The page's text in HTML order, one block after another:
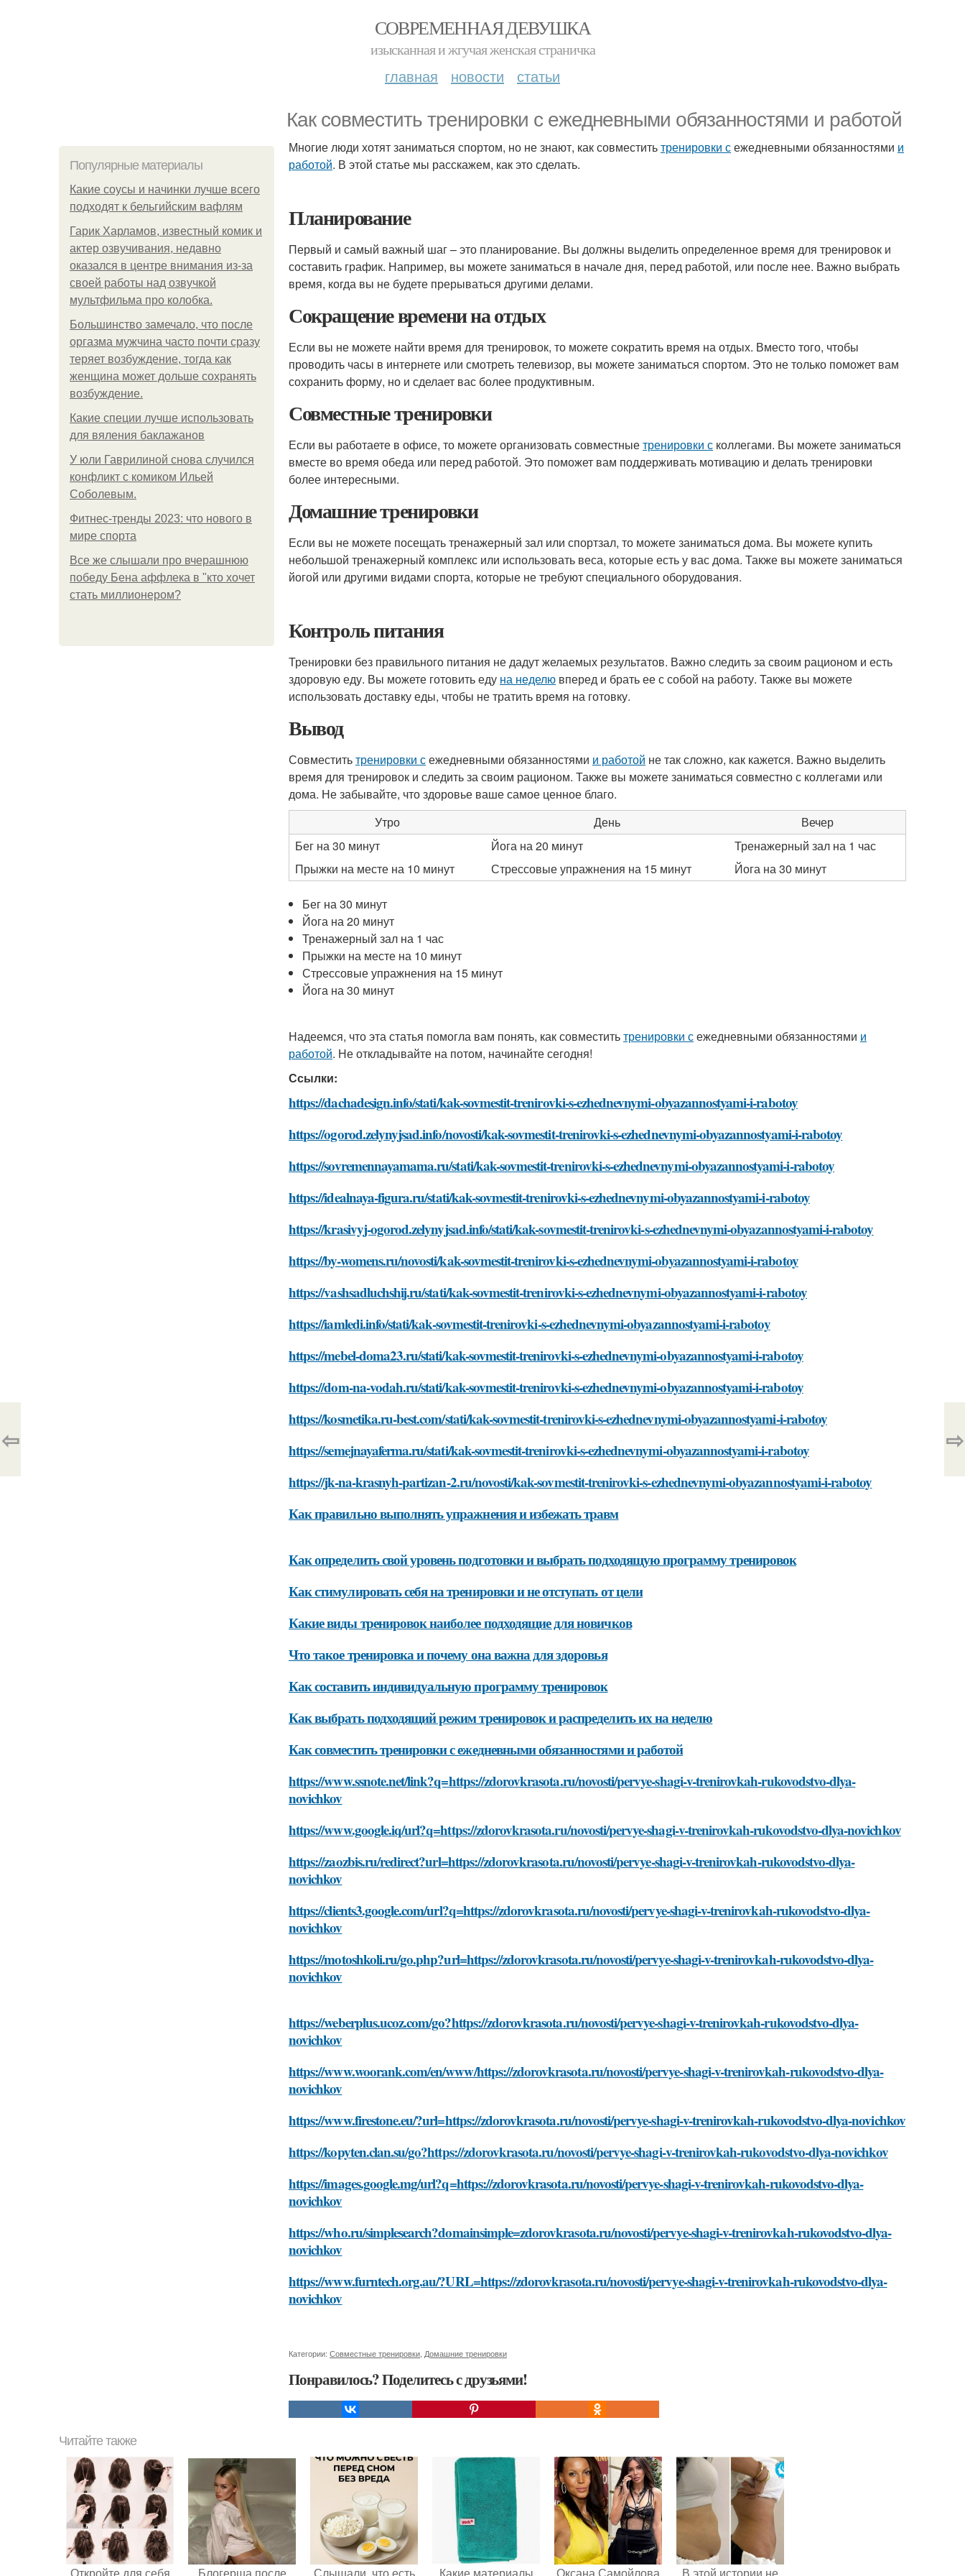
СОВРЕМЕННАЯ ДЕВУШКА
изысканная и жгучая женская страничка
главная новости статьи
Как совместить тренировки с ежедневными обязанностями и работой
Популярные материалы
Какие соусы и начинки лучше всего
подходят к бельгийским вафлям
Гарик Харламов, известный комик и
актер озвучивания, недавно
оказался в центре внимания из-за
своей работы над озвучкой
мультфильма про колобка.
Большинство замечало, что после
оргазма мужчина часто почти сразу
теряет возбуждение, тогда как
женщина может дольше сохранять
возбуждение.
Какие специи лучше использовать
для вяления баклажанов
У юли Гаврилиной снова случился
конфликт с комиком Ильей
Соболевым.
Фитнес-тренды 2023: что нового в
мире спорта
Все же слышали про вчерашнюю
победу Бена аффлека в "кто хочет
стать миллионером?
Многие люди хотят заниматься спортом, но не знают, как совместитьтренировки сежедневными обязанностями и
работой. В этой статье мы расскажем, как это сделать.
Планирование
Первый и самый важный шаг – это планирование. Вы должны выделить определенное время для тренировок и
составить график. Например, вы можете заниматься в начале дня, перед работой, или после нее. Важно выбрать
время, когда вы не будете прерываться другими делами.
Сокращение времени на отдых
Если вы не можете найти время для тренировок, то можете сократить время на отдых. Вместо того, чтобы
проводить часы в интернете или смотреть телевизор, вы можете заниматься спортом. Это не только поможет вам
сохранить форму, но и сделает вас более продуктивным.
Совместные тренировки
Если вы работаете в офисе, то можете организовать совместныетренировки с коллегами. Вы можете заниматься
вместе во время обеда или перед работой. Это поможет вам поддерживать мотивацию и делать тренировки
более интересными.
Домашние тренировки
Если вы не можете посещать тренажерный зал или спортзал, то можете заниматься дома. Вы можете купить
небольшой тренажерный комплекс или использовать веса, которые есть у вас дома. Также вы можете заниматься
йогой или другими видами спорта, которые не требуют специального оборудования.
Контроль питания
Тренировки без правильного питания не дадут желаемых результатов. Важно следить за своим рационом и есть
здоровую еду. Вы можете готовить еду на неделю вперед и брать ее с собой на работу. Также вы можете
использовать доставку еды, чтобы не тратить время на готовку.
Вывод
Совместитьтренировки сежедневными обязанностями и работой не так сложно, как кажется. Важно выделить
время для тренировок и следить за своим рационом. Также вы можете заниматься совместно с коллегами или
дома. Не забывайте, что здоровье ваше самое ценное благо.
Утро
День
Вечер
Бег на 30 минут
Йога на 20 минут
Тренажерный зал на 1 час
Прыжки на месте на 10 минут
Стрессовые упражнения на 15 минут Йога на 30 минут
Бег на 30 минут
Йога на 20 минут
Тренажерный зал на 1 час
Прыжки на месте на 10 минут
Стрессовые упражнения на 15 минут
Йога на 30 минут
Надеемся, что эта статья помогла вам понять, как совместитьтренировки сежедневными обязанностями и
работой. Не откладывайте на потом, начинайте сегодня!
Ссылки:
https://dachadesign.info/stati/kak-sovmestit-trenirovki-s-ezhednevnymi-obyazannostyami-i-rabotoy
https://ogorod.zelynyjsad.info/novosti/kak-sovmestit-trenirovki-s-ezhednevnymi-obyazannostyami-i-rabotoy
https://sovremennayamama.ru/stati/kak-sovmestit-trenirovki-s-ezhednevnymi-obyazannostyami-i-rabotoy
https://idealnaya-figura.ru/stati/kak-sovmestit-trenirovki-s-ezhednevnymi-obyazannostyami-i-rabotoy
https://krasivyj-ogorod.zelynyjsad.info/stati/kak-sovmestit-trenirovki-s-ezhednevnymi-obyazannostyami-i-rabotoy
https://by-womens.ru/novosti/kak-sovmestit-trenirovki-s-ezhednevnymi-obyazannostyami-i-rabotoy
https://vashsadluchshij.ru/stati/kak-sovmestit-trenirovki-s-ezhednevnymi-obyazannostyami-i-rabotoy
https://iamledi.info/stati/kak-sovmestit-trenirovki-s-ezhednevnymi-obyazannostyami-i-rabotoy
https://mebel-doma23.ru/stati/kak-sovmestit-trenirovki-s-ezhednevnymi-obyazannostyami-i-rabotoy
https://dom-na-vodah.ru/stati/kak-sovmestit-trenirovki-s-ezhednevnymi-obyazannostyami-i-rabotoy
https://kosmetika.ru-best.com/stati/kak-sovmestit-trenirovki-s-ezhednevnymi-obyazannostyami-i-rabotoy
https://semejnayaferma.ru/stati/kak-sovmestit-trenirovki-s-ezhednevnymi-obyazannostyami-i-rabotoy
https://jk-na-krasnyh-partizan-2.ru/novosti/kak-sovmestit-trenirovki-s-ezhednevnymi-obyazannostyami-i-rabotoy
Как правильно выполнять упражнения и избежать травм
Как определить свой уровень подготовки и выбрать подходящую программу тренировок
Как стимулировать себя на тренировки и не отступать от цели
Какие виды тренировок наиболее подходящие для новичков
Что такое тренировка и почему она важна для здоровья
Как составить индивидуальную программу тренировок
Как выбрать подходящий режим тренировок и распределить их на неделю
Как совместить тренировки с ежедневными обязанностями и работой
https://www.ssnote.net/link?q=https://zdorovkrasota.ru/novosti/pervye-shagi-v-trenirovkah-rukovodstvo-dlya-
novichkov
https://www.google.iq/url?q=https://zdorovkrasota.ru/novosti/pervye-shagi-v-trenirovkah-rukovodstvo-dlya-novichkov
https://zaozbis.ru/redirect?url=https://zdorovkrasota.ru/novosti/pervye-shagi-v-trenirovkah-rukovodstvo-dlya-
novichkov
https://clients3.google.com/url?q=https://zdorovkrasota.ru/novosti/pervye-shagi-v-trenirovkah-rukovodstvo-dlya-
novichkov
https://motoshkoli.ru/go.php?url=https://zdorovkrasota.ru/novosti/pervye-shagi-v-trenirovkah-rukovodstvo-dlya-
novichkov
https://weberplus.ucoz.com/go?https://zdorovkrasota.ru/novosti/pervye-shagi-v-trenirovkah-rukovodstvo-dlya-
novichkov
https://www.woorank.com/en/www/https://zdorovkrasota.ru/novosti/pervye-shagi-v-trenirovkah-rukovodstvo-dlya-
novichkov
https://www.firestone.eu/?url=https://zdorovkrasota.ru/novosti/pervye-shagi-v-trenirovkah-rukovodstvo-dlya-novichkov
https://kopyten.clan.su/go?https://zdorovkrasota.ru/novosti/pervye-shagi-v-trenirovkah-rukovodstvo-dlya-novichkov
https://images.google.mg/url?q=https://zdorovkrasota.ru/novosti/pervye-shagi-v-trenirovkah-rukovodstvo-dlya-
novichkov
https://who.ru/simplesearch?domainsimple=zdorovkrasota.ru/novosti/pervye-shagi-v-trenirovkah-rukovodstvo-dlya-
novichkov
https://www.furntech.org.au/?URL=https://zdorovkrasota.ru/novosti/pervye-shagi-v-trenirovkah-rukovodstvo-dlya-
novichkov
Категории: Совместные тренировки Домашние тренировки
Понравилось? Поделитесь с друзьями!
⇦ ⇨
Читайте также